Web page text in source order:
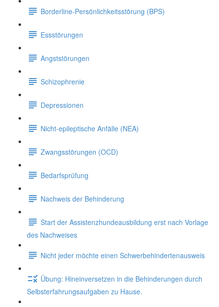
Borderline-Persönlichkeitsstörung (BPS)
Essstörungen
Angststörungen
Schizophrenie
Depressionen
Nicht-epileptische Anfälle (NEA)
Zwangsstörungen (OCD)
Bedarfsprüfung
Nachweis der Behinderung
Start der Assistenzhundeausbildung erst nach Vorlage
des Nachweises
Nicht jeder möchte einen Schwerbehindertenausweis
Übung: Hineinversetzen in die Behinderungen durch
Selbsterfahrungsaufgaben zu Hause.